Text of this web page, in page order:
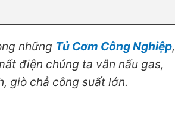
những Tủ Cơm Công Nghiệp,
điện chúng ta vẫn nấu gas,
giò chả công suất lớn.